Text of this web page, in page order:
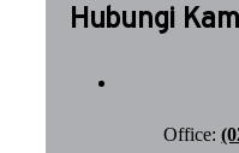
Hubungi
Office: